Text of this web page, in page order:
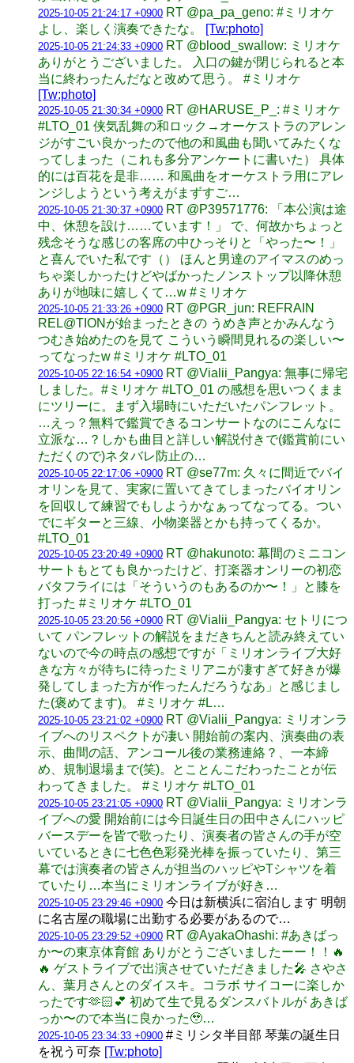
2025-10-05 21:24:17 +0900 RT @pa_pa_geno: #ミリオケ
よし、楽しく演奏できたな。
[Tw:photo]
2025-10-05 21:24:33 +0900 RT @blood_swallow: ミリオケ
ありがとうございました。 入口の鍵が閉じられると本
当に終わったんだなと改めて思う。 #ミリオケ
[Tw:photo]
2025-10-05 21:30:34 +0900 RT @HARUSE_P_: #ミリオケ
#LTO_01 侠気乱舞の和ロック→オーケストラのアレン
ジがすごい良かったので他の和風曲も聞いてみたくな
ってしまった（これも多分アンケートに書いた） 具体
的には百花を是非…… 和風曲をオーケストラ用にアレ
ンジしようという考えがまずすご…
2025-10-05 21:30:37 +0900 RT @P39571776: 「本公演は途
中、休憩を設け……ています！」 で、何故かちょっと
残念そうな感じの客席の中ひっそりと「やった〜！」
と喜んでいた私です（） ほんと男達のアイマスのめっ
ちゃ楽しかったけどやばかったノンストップ以降休憩
ありが地味に嬉しくて…w #ミリオケ
2025-10-05 21:33:26 +0900 RT @PGR_jun: REFRAIN
REL@TIONが始まったときの うめき声とかみんなう
つむき始めたのを見て こういう瞬間見れるの楽しい〜
ってなったw #ミリオケ #LTO_01
2025-10-05 22:16:54 +0900 RT @Vialii_Pangya: 無事に帰宅
しました。#ミリオケ #LTO_01 の感想を思いつくまま
にツリーに。まず入場時にいただいたパンフレット。
…えっ？無料で鑑賞できるコンサートなのにこんなに
立派な…？しかも曲目と詳しい解説付きで(鑑賞前にい
ただくので)ネタバレ防止の…
2025-10-05 22:17:06 +0900 RT @se77m: 久々に間近でバイ
オリンを見て、実家に置いてきてしまったバイオリン
を回収して練習でもしようかなぁってなってる。つい
でにギターと三線、小物楽器とかも持ってくるか。
#LTO_01
2025-10-05 23:20:49 +0900 RT @hakunoto: 幕間のミニコン
サートもとても良かったけど、打楽器オンリーの初恋
バタフライには「そういうのもあるのか〜！」と膝を
打った #ミリオケ #LTO_01
2025-10-05 23:20:56 +0900 RT @Vialii_Pangya: セトリにつ
いて パンフレットの解説をまだきちんと読み終えてい
ないので今の時点の感想ですが「ミリオンライブ大好
きな方々が待ちに待ったミリアニが凄すぎて好きが爆
発してしまった方が作ったんだろうなあ」と感じまし
た(褒めてます)。 #ミリオケ #L…
2025-10-05 23:21:02 +0900 RT @Vialii_Pangya: ミリオンラ
イブへのリスペクトが凄い 開始前の案内、演奏曲の表
示、曲間の話、アンコール後の業務連絡？、一本締
め、規制退場まで(笑)。とことんこだわったことが伝
わってきました。 #ミリオケ #LTO_01
2025-10-05 23:21:05 +0900 RT @Vialii_Pangya: ミリオンラ
イブへの愛 開始前には今日誕生日の田中さんにハッピ
バースデーを皆で歌ったり、演奏者の皆さんの手が空
いているときに七色色彩発光棒を振っていたり、第三
幕では演奏者の皆さんが担当のハッピやTシャツを着
ていたり…本当にミリオンライブが好き…
2025-10-05 23:29:46 +0900 今日は新横浜に宿泊します 明朝
に名古屋の職場に出勤する必要があるので…
2025-10-05 23:29:52 +0900 RT @AyakaOhashi: #あきばっ
か〜の東京体育館 ありがとうございましたーー！！🔥
🔥 ゲストライブで出演させていただきました🎤 さやさ
ん、葉月さんとのダイスキ。コラボ サイコーに楽しか
ったです🫶🏻💕 初めて生で見るダンスバトルが あきば
っか〜ので本当に良かった🥹…
2025-10-05 23:34:33 +0900 #ミリシタ半目部 琴葉の誕生日
を祝う可奈 [Tw:photo]